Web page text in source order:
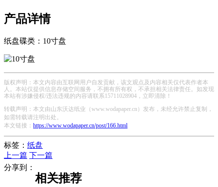
产品详情
纸盘碟类：10寸盘
版权声明：本文内容由互联网用户自发贡献，该文观点及内容相关仅代表作者本
人。本站仅提供信息存储空间服务，不拥有所有权，不承担相关法律责任。如发现
本站有涉嫌侵权/违法违规的内容请联系15711028904，立即清除！
转载声明：本文由山东沃达纸业（www.wodapaper.cn）发布，未经允许禁止复制，
如需转载请注明出处。
本文链接： https://www.wodapaper.cn/post/166.html
标签： 纸盘
上一篇 下一篇
分享到：
相关推荐